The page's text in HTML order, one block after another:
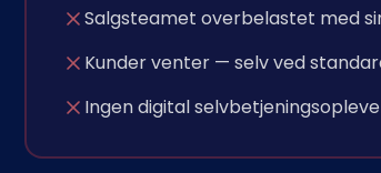
Salgsteamet overbelastet med
Kunder venter — selv ved
Ingen digital